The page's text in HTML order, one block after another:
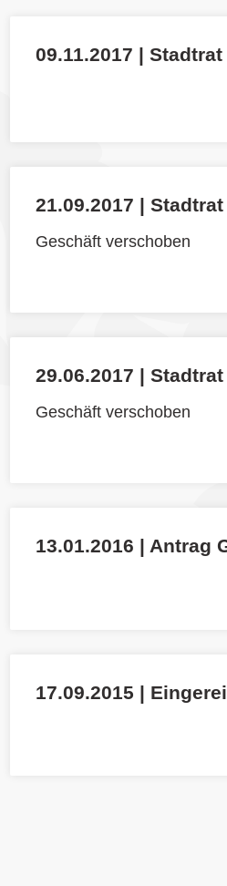
09.11.2017 | Stadtrat
21.09.2017 | Stadtrat
Geschäft verschoben
29.06.2017 | Stadtrat
Geschäft verschoben
13.01.2016 | Antrag
17.09.2015 |